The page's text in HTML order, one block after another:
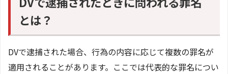
とは？
DVで逮捕された場合、行為の内容に応じて複数の罪名が
適用されることがあります。ここでは代表的な罪名につい